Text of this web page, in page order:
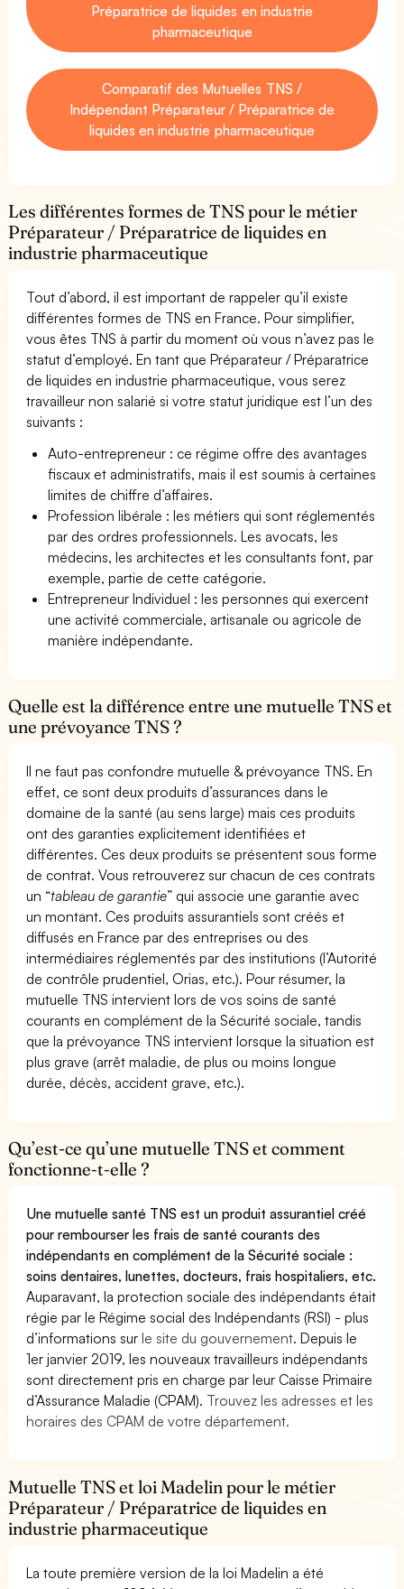
Préparatrice de liquides en industrie
pharmaceutique
Comparatif des Mutuelles TNS /
Indépendant Préparateur / Préparatrice de
liquides en industrie pharmaceutique
Les différentes formes de TNS pour le métier
Préparateur / Préparatrice de liquides en
industrie pharmaceutique
Tout d’abord, il est important de rappeler qu’il existe
différentes formes de TNS en France. Pour simplifier,
vous êtes TNS à partir du moment où vous n’avez pas le
statut d’employé. En tant que Préparateur / Préparatrice
de liquides en industrie pharmaceutique, vous serez
travailleur non salarié si votre statut juridique est l’un des
suivants :
Auto-entrepreneur : ce régime offre des avantages
fiscaux et administratifs, mais il est soumis à certaines
limites de chiffre d’affaires.
Profession libérale : les métiers qui sont réglementés
par des ordres professionnels. Les avocats, les
médecins, les architectes et les consultants font, par
exemple, partie de cette catégorie.
Entrepreneur Individuel : les personnes qui exercent
une activité commerciale, artisanale ou agricole de
manière indépendante.
Quelle est la différence entre une mutuelle TNS et
une prévoyance TNS ?
Il ne faut pas confondre mutuelle & prévoyance TNS. En
effet, ce sont deux produits d’assurances dans le
domaine de la santé (au sens large) mais ces produits
ont des garanties explicitement identifiées et
différentes. Ces deux produits se présentent sous forme
de contrat. Vous retrouverez sur chacun de ces contrats
un “tableau de garantie” qui associe une garantie avec
un montant. Ces produits assurantiels sont créés et
diffusés en France par des entreprises ou des
intermédiaires réglementés par des institutions (l’Autorité
de contrôle prudentiel, Orias, etc.). Pour résumer, la
mutuelle TNS intervient lors de vos soins de santé
courants en complément de la Sécurité sociale, tandis
que la prévoyance TNS intervient lorsque la situation est
plus grave (arrêt maladie, de plus ou moins longue
durée, décès, accident grave, etc.).
Qu’est-ce qu’une mutuelle TNS et comment
fonctionne-t-elle ?
Une mutuelle santé TNS est un produit assurantiel créé
pour rembourser les frais de santé courants des
indépendants en complément de la Sécurité sociale :
soins dentaires, lunettes, docteurs, frais hospitaliers, etc.
Auparavant, la protection sociale des indépendants était
régie par le Régime social des Indépendants (RSI) - plus
d’informations surle site du gouvernement. Depuis le
1er janvier 2019, les nouveaux travailleurs indépendants
sont directement pris en charge par leur Caisse Primaire
d’Assurance Maladie (CPAM). Trouvez les adresses et les
horaires des CPAM de votre département.
Mutuelle TNS et loi Madelin pour le métier
Préparateur / Préparatrice de liquides en
industrie pharmaceutique
La toute première version de la loi Madelin a été